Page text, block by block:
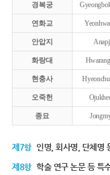
경복궁
연화교
안압지
화랑대
현충사
오죽헌
종묘
제7항 인명, 회사명, 단체명
제8항 학술 연구 논문 등 특